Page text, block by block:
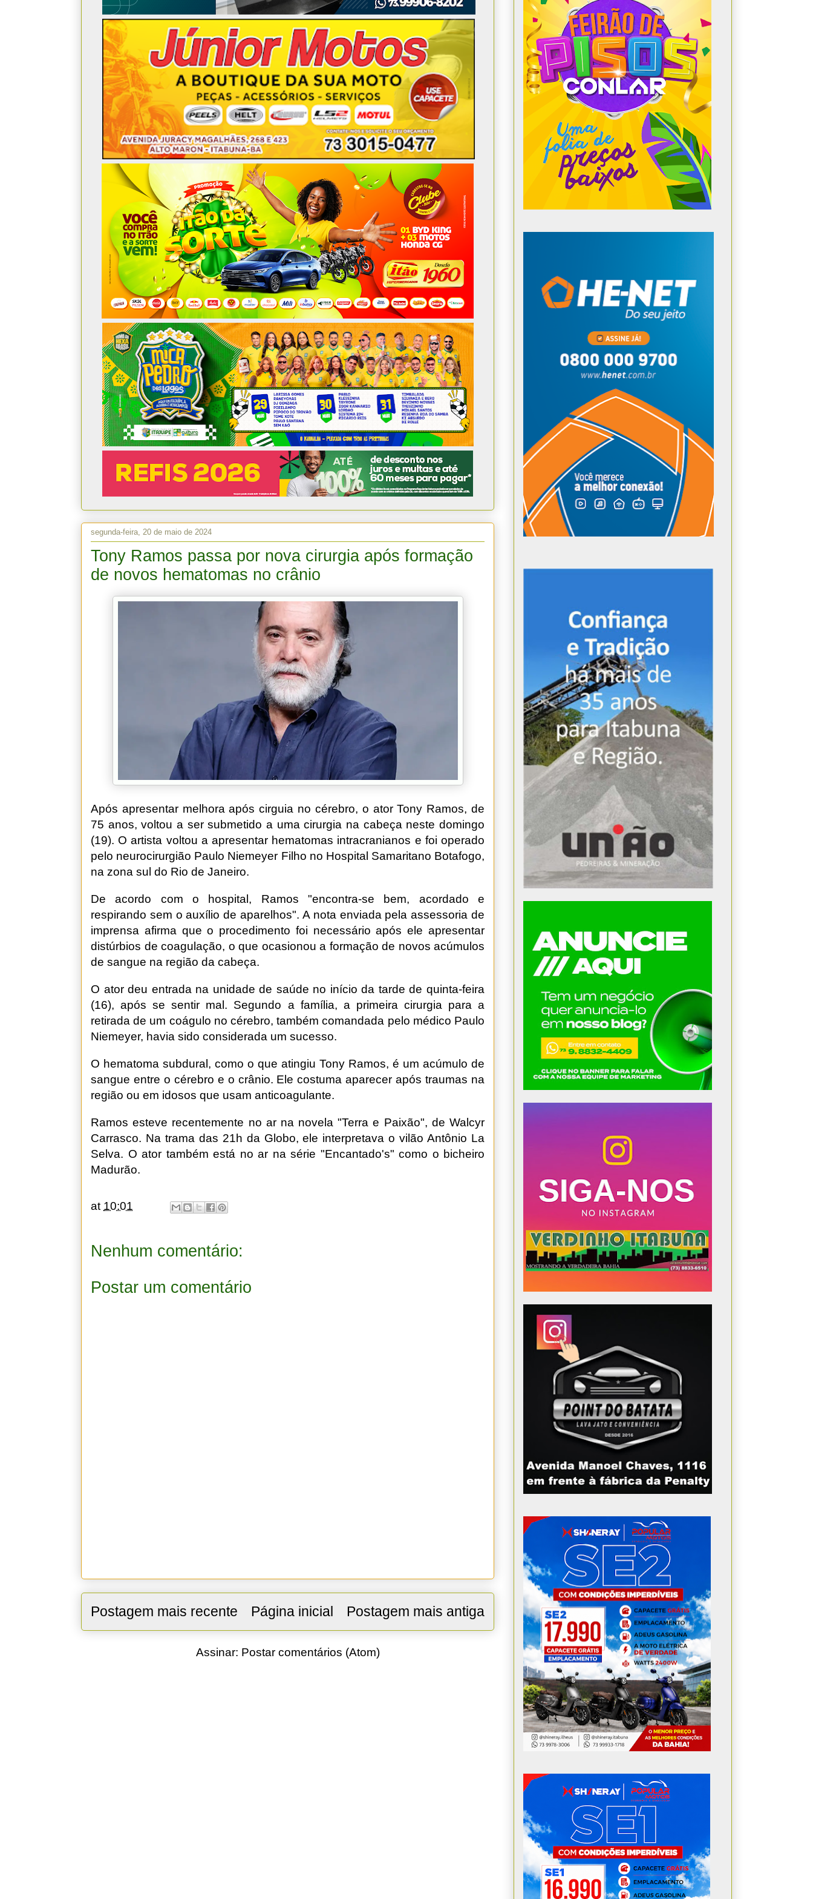
segunda-feira, 20 de maio de 2024
Tony Ramos passa por nova cirurgia após formação
de novos hematomas no crânio
Após apresentar melhora após cirguia no cérebro, o ator Tony Ramos, de
75 anos, voltou a ser submetido a uma cirurgia na cabeça neste domingo
(19). O artista voltou a apresentar hematomas intracranianos e foi operado
pelo neurocirurgião Paulo Niemeyer Filho no Hospital Samaritano Botafogo,
na zona sul do Rio de Janeiro.
De acordo com o hospital, Ramos "encontra-se bem, acordado e
respirando sem o auxílio de aparelhos". A nota enviada pela assessoria de
imprensa afirma que o procedimento foi necessário após ele apresentar
distúrbios de coagulação, o que ocasionou a formação de novos acúmulos
de sangue na região da cabeça.
O ator deu entrada na unidade de saúde no início da tarde de quinta-feira
(16), após se sentir mal. Segundo a família, a primeira cirurgia para a
retirada de um coágulo no cérebro, também comandada pelo médico Paulo
Niemeyer, havia sido considerada um sucesso.
O hematoma subdural, como o que atingiu Tony Ramos, é um acúmulo de
sangue entre o cérebro e o crânio. Ele costuma aparecer após traumas na
região ou em idosos que usam anticoagulante.
Ramos esteve recentemente no ar na novela "Terra e Paixão", de Walcyr
Carrasco. Na trama das 21h da Globo, ele interpretava o vilão Antônio La
Selva. O ator também está no ar na série "Encantado's" como o bicheiro
Madurão.
at 10:01
Nenhum comentário:
Postar um comentário
Postagem mais recente Postagem mais antiga
Página inicial
Assinar: Postar comentários (Atom)